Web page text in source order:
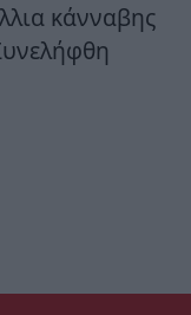
κάνναβης